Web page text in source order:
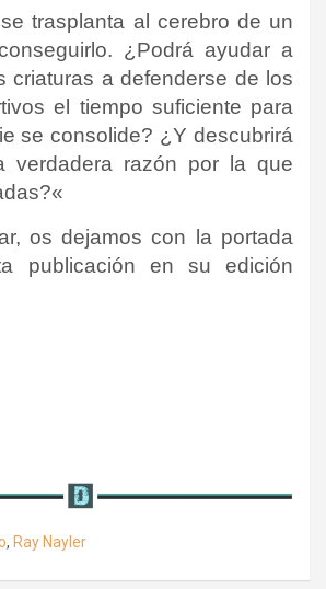
trasplanta al cerebro de un
¿Podrá ayudar a
criaturas a defenderse de los
el tiempo suficiente para
se consolide? ¿Y descubrirá
verdadera razón por la que
«
os dejamos con la portada
publicación en su edición
, Ray Nayler